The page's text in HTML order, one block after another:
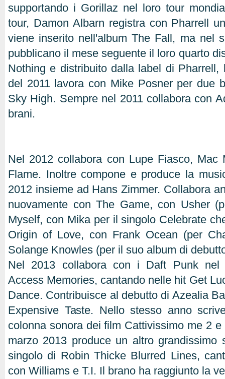
supportando i Gorillaz nel loro tour
tour, Damon Albarn registra con Pharrell
viene inserito nell'album The Fall, ma nel
pubblicano il mese seguente il loro quarto
Nothing e distribuito dalla label di Pharrell,
del 2011 lavora con Mike Posner per due
Sky High. Sempre nel 2011 collabora con
brani.
Nel 2012 collabora con Lupe Fiasco, Mac
Flame. Inoltre compone e produce la
2012 insieme ad Hans Zimmer. Collabora
nuovamente con The Game, con Usher
Myself, con Mika per il singolo Celebrate
Origin of Love, con Frank Ocean (per
Solange Knowles (per il suo album di
Nel 2013 collabora con i Daft Punk nel
Access Memories, cantando nelle hit Get
Dance. Contribuisce al debutto di Azealia
Expensive Taste. Nello stesso anno
colonna sonora dei film Cattivissimo me 2
marzo 2013 produce un altro grandissimo
singolo di Robin Thicke Blurred Lines,
con Williams e T.I. Il brano ha raggiunto la